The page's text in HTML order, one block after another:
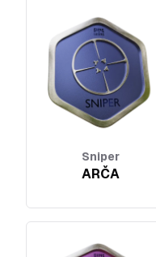
Sniper
ARČA